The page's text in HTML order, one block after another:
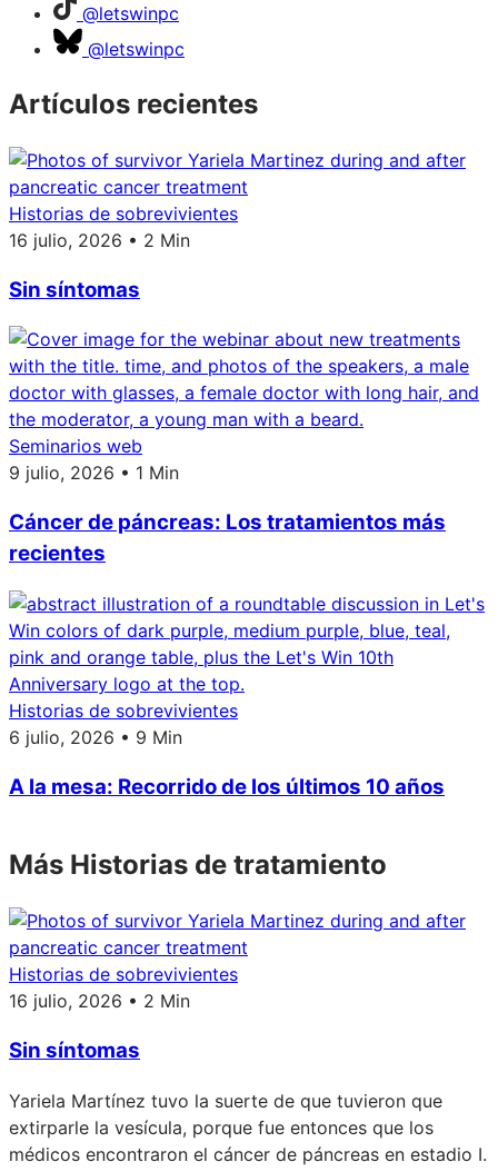
@letswinpc
@letswinpc
Artículos recientes
Historias de sobrevivientes
16 julio, 2026 • 2 Min
Sin síntomas
Seminarios web
9 julio, 2026 • 1 Min
Cáncer de páncreas: Los tratamientos más
recientes
Historias de sobrevivientes
6 julio, 2026 • 9 Min
A la mesa: Recorrido de los últimos 10 años
Más Historias de tratamiento
Historias de sobrevivientes
16 julio, 2026 • 2 Min
Sin síntomas
Yariela Martínez tuvo la suerte de que tuvieron que
extirparle la vesícula, porque fue entonces que los
médicos encontraron el cáncer de páncreas en estadio I.